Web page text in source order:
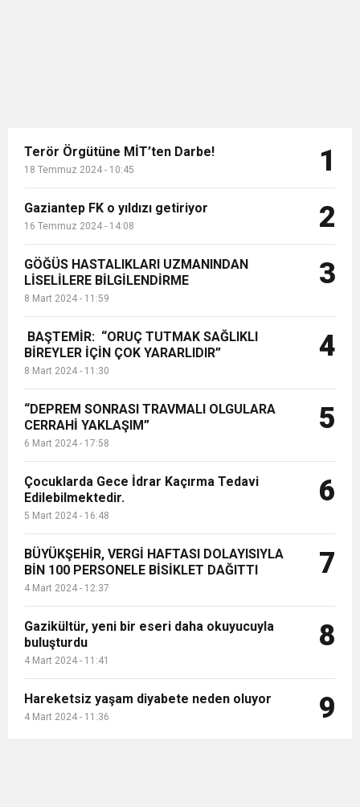
Terör Örgütüne MİT’ten Darbe!
18 Temmuz 2024 - 10:45 1
Gaziantep FK o yıldızı getiriyor
16 Temmuz 2024 - 14:08 2
GÖĞÜS HASTALIKLARI UZMANINDAN
LİSELİLERE BİLGİLENDİRME
8 Mart 2024 - 11:59
3
BAŞTEMİR: “ORUÇ TUTMAK SAĞLIKLI
BİREYLER İÇİN ÇOK YARARLIDIR”
8 Mart 2024 - 11:30
4
“DEPREM SONRASI TRAVMALI OLGULARA
CERRAHİ YAKLAŞIM”
6 Mart 2024 - 17:58
5
Çocuklarda Gece İdrar Kaçırma Tedavi
Edilebilmektedir.
5 Mart 2024 - 16:48
6
BÜYÜKŞEHİR, VERGİ HAFTASI DOLAYISIYLA
BİN 100 PERSONELE BİSİKLET DAĞITTI
4 Mart 2024 - 12:37
7
Gazikültür, yeni bir eseri daha okuyucuyla
buluşturdu
4 Mart 2024 - 11:41
8
Hareketsiz yaşam diyabete neden oluyor
4 Mart 2024 - 11:36 9